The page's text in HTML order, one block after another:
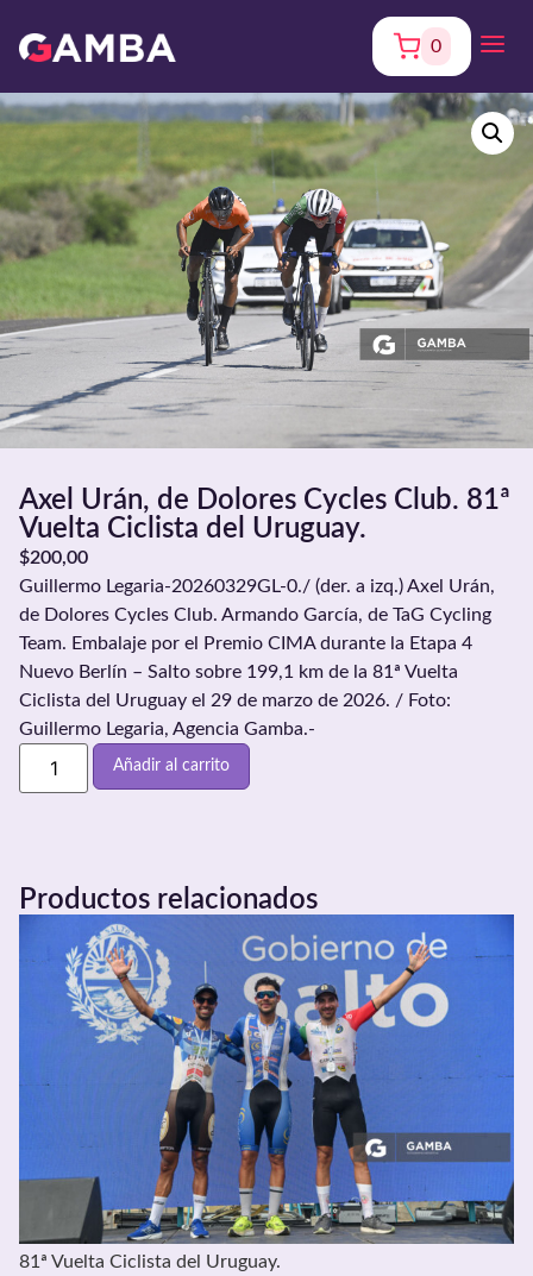
0
Axel Urán, de Dolores Cycles Club. 81ª
Vuelta Ciclista del Uruguay.
$200,00
Guillermo Legaria-20260329GL-0./ (der. a izq.) Axel Urán,
de Dolores Cycles Club. Armando García, de TaG Cycling
Team. Embalaje por el Premio CIMA durante la Etapa 4
Nuevo Berlín – Salto sobre 199,1 km de la 81ª Vuelta
Ciclista del Uruguay el 29 de marzo de 2026. / Foto:
Guillermo Legaria, Agencia Gamba.-
Añadir al carrito
Productos relacionados
81ª Vuelta Ciclista del Uruguay.